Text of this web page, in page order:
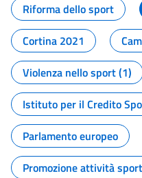
Riforma dello sport
Cortina 2021
Violenza nello sport (1)
Istituto per il Credito
Parlamento europeo
Promozione attività